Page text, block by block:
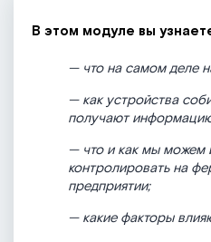
В этом модуле вы
— что на самом деле
— как устройства
получают
— что и как мы можем
контролировать на
предприятии;
— какие факторы